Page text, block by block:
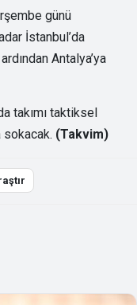
günü
İstanbul’da
Antalya’ya
takımı taktiksel
sokacak. (Takvim)